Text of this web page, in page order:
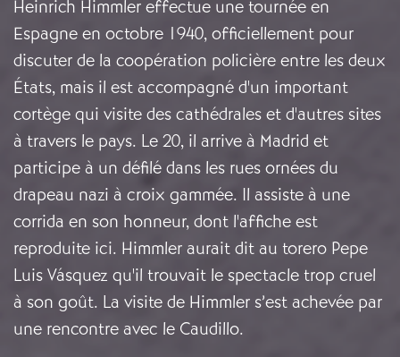
Heinrich Himmler effectue une tournée en
Espagne en octobre 1940, officiellement pour
discuter de la coopération policière entre les deux
États, mais il est accompagné d'un important
cortège qui visite des cathédrales et d'autres sites
à travers le pays. Le 20, il arrive à Madrid et
participe à un défilé dans les rues ornées du
drapeau nazi à croix gammée. Il assiste à une
corrida en son honneur, dont l'affiche est
reproduite ici. Himmler aurait dit au torero Pepe
Luis Vásquez qu'il trouvait le spectacle trop cruel
à son goût. La visite de Himmler s’est achevée par
une rencontre avec le Caudillo.